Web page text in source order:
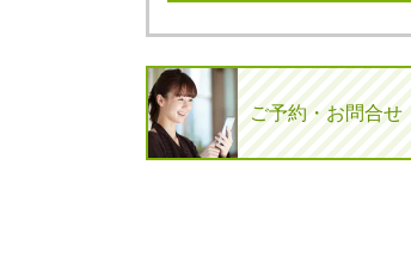
ご予約・お問合せ